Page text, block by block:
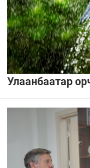
Улаанбаатар